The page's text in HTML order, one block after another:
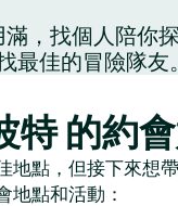
，找個人陪你
最佳的冒險隊友
特 的約
地點，但接下來想
地點和活動：